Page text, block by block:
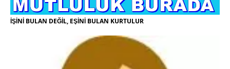
İŞİNİ BULAN DEĞİL, EŞİNİ BULAN KURTULUR